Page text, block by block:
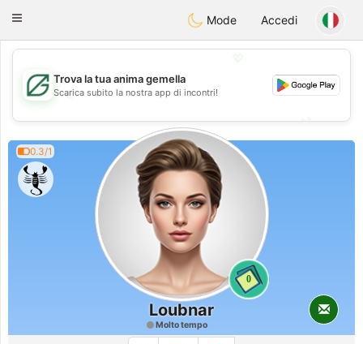
Dating
Toggle
Mode Accedi
💖
💕
💕
Trova la tua anima gemella
Scarica subito la nostra app di incontri!
0.3/1
0
Loubnar
Molto tempo